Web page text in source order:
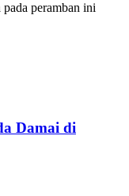
peramban ini
Damai di